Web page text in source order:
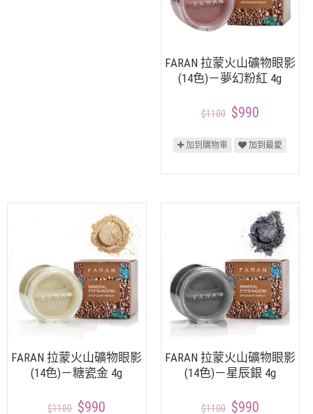
FARAN 拉蒙火山礦物眼影
(14色)－夢幻粉紅 4g
$1100 $990
加到購物車 加到最愛
FARAN 拉蒙火山礦物眼影
(14色)－糖瓷金 4g
$1100 $990
FARAN 拉蒙火山礦物眼影
(14色)－星辰銀 4g
$1100 $990